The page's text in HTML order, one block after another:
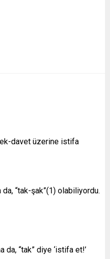
davet üzerine istifa
“tak-şak”(1) olabiliyordu.
da, “tak” diye ‘istifa et!’